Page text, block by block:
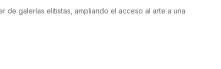
de galerías elitistas, ampliando el acceso al arte a una